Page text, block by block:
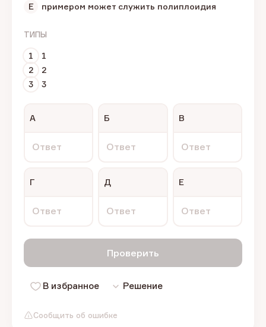
Сообщить об ошибке
Е
примером может служить полиплоидия
ТИПЫ
1
1
2
2
3
3
А
Ответ
Б
Ответ
В
Ответ
Г
Ответ
Д
Ответ
Е
Ответ
Проверить
В избранное Решение